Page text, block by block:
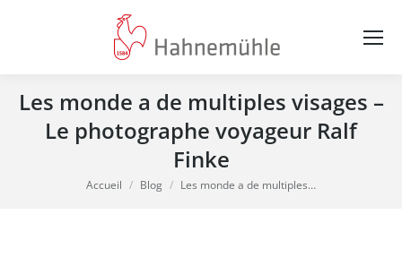
Les monde a de multiples visages –
Le photographe voyageur Ralf
Finke
Vous êtes ici :
Accueil Blog Les monde a de multiples…